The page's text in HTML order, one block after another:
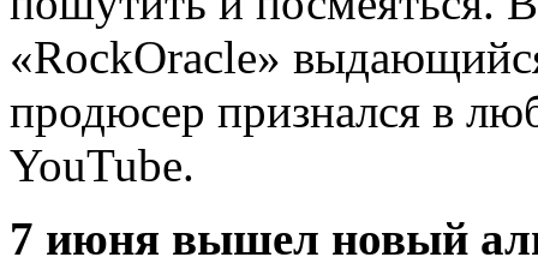
«RockOracle»
продюсер признался в
YouTube.
7 июня вышел новый